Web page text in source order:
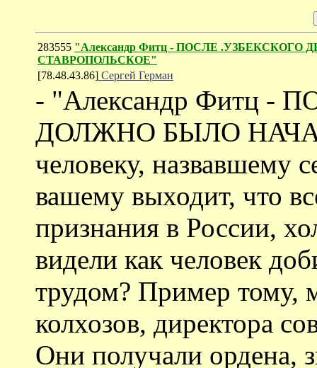
283555 "Александр Фитц - ПОСЛЕ
СТАВРОПОЛЬСКОЕ"
[78.48.43.86] Сергей Герман
- "Александр Фитц -
ДОЛЖНО БЫЛО
человеку, назвавшему
вашему выходит, что
признания в России,
видели как человек
трудом? Пример тому,
колхозов, директора
Они получали ордена,